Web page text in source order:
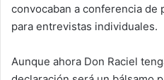
convocaban a conferencia de
para entrevistas individuales.
Aunque ahora Don Raciel